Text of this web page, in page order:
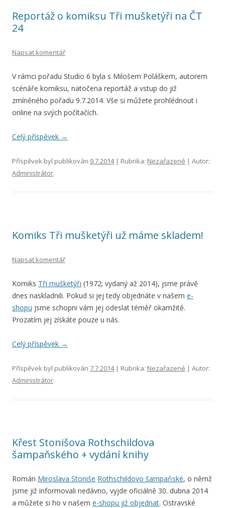
Reportáž o komiksu Tři mušketýři na ČT
24
Napsat komentář
V rámci pořadu Studio 6 byla s Milošem Poláškem, autorem
scénáře komiksu, natočena reportáž a vstup do již
zmíněného pořadu 9.7.2014. Vše si můžete prohlédnout i
online na svých počítačích.
Celý příspěvek →
Příspěvek byl publikován 9.7.2014| Rubrika: Nezařazené | Autor:
Administrátor.
Komiks Tři mušketýři už máme skladem!
Napsat komentář
Komiks Tři mušketýři (1972; vydaný až 2014), jsme právě
dnes naskladnili. Pokud si jej tedy objednáte v našem e-
shopu jsme schopni vám jej odeslat téměř okamžitě.
Prozatím jej získáte pouze u nás.
Celý příspěvek →
Příspěvek byl publikován 7.7.2014| Rubrika: Nezařazené | Autor:
Administrátor.
Křest Stonišova Rothschildova
šampaňského + vydání knihy
Román Miroslava Stoniše Rothschildovo šampaňské, o němž
jsme již informovali nedávno, vyjde oficiálně 30. dubna 2014
a můžete si ho v našem e-shopu již objednat. Ostravské